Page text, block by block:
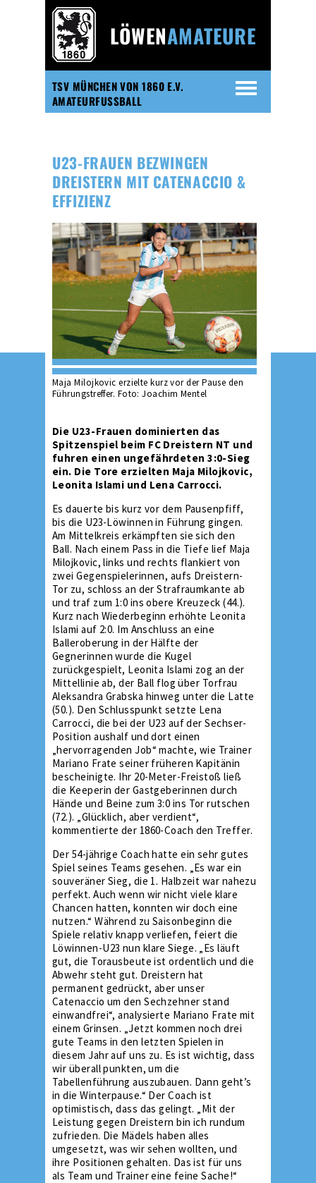
TSV MÜNCHEN VON 1860 E.V.
AMATEURFUSSBALL
LÖWENAMATEURE
U23-FRAUEN BEZWINGEN
DREISTERN MIT CATENACCIO &
EFFIZIENZ
Maja Milojkovic erzielte kurz vor der Pause den
Führungstreffer. Foto: Joachim Mentel
Die U23-Frauen dominierten das
Spitzenspiel beim FC Dreistern NT und
fuhren einen ungefährdeten 3:0-Sieg
ein. Die Tore erzielten Maja Milojkovic,
Leonita Islami und Lena Carrocci.
Es dauerte bis kurz vor dem Pausenpfiff,
bis die U23-Löwinnen in Führung gingen.
Am Mittelkreis erkämpften sie sich den
Ball. Nach einem Pass in die Tiefe lief Maja
Milojkovic, links und rechts flankiert von
zwei Gegenspielerinnen, aufs Dreistern-
Tor zu, schloss an der Strafraumkante ab
und traf zum 1:0 ins obere Kreuzeck (44.).
Kurz nach Wiederbeginn erhöhte Leonita
Islami auf 2:0. Im Anschluss an eine
Balleroberung in der Hälfte der
Gegnerinnen wurde die Kugel
zurückgespielt, Leonita Islami zog an der
Mittellinie ab, der Ball flog über Torfrau
Aleksandra Grabska hinweg unter die Latte
(50.). Den Schlusspunkt setzte Lena
Carrocci, die bei der U23 auf der Sechser-
Position aushalf und dort einen
„hervorragenden Job“ machte, wie Trainer
Mariano Frate seiner früheren Kapitänin
bescheinigte. Ihr 20-Meter-Freistoß ließ
die Keeperin der Gastgeberinnen durch
Hände und Beine zum 3:0 ins Tor rutschen
(72.). „Glücklich, aber verdient“,
kommentierte der 1860-Coach den Treffer.
Der 54-jährige Coach hatte ein sehr gutes
Spiel seines Teams gesehen. „Es war ein
souveräner Sieg, die 1. Halbzeit war nahezu
perfekt. Auch wenn wir nicht viele klare
Chancen hatten, konnten wir doch eine
nutzen.“ Während zu Saisonbeginn die
Spiele relativ knapp verliefen, feiert die
Löwinnen-U23 nun klare Siege. „Es läuft
gut, die Torausbeute ist ordentlich und die
Abwehr steht gut. Dreistern hat
permanent gedrückt, aber unser
Catenaccio um den Sechzehner stand
einwandfrei“, analysierte Mariano Frate mit
einem Grinsen. „Jetzt kommen noch drei
gute Teams in den letzten Spielen in
diesem Jahr auf uns zu. Es ist wichtig, dass
wir überall punkten, um die
Tabellenführung auszubauen. Dann geht’s
in die Winterpause.“ Der Coach ist
optimistisch, dass das gelingt. „Mit der
Leistung gegen Dreistern bin ich rundum
zufrieden. Die Mädels haben alles
umgesetzt, was wir sehen wollten, und
ihre Positionen gehalten. Das ist für uns
als Team und Trainer eine feine Sache!“